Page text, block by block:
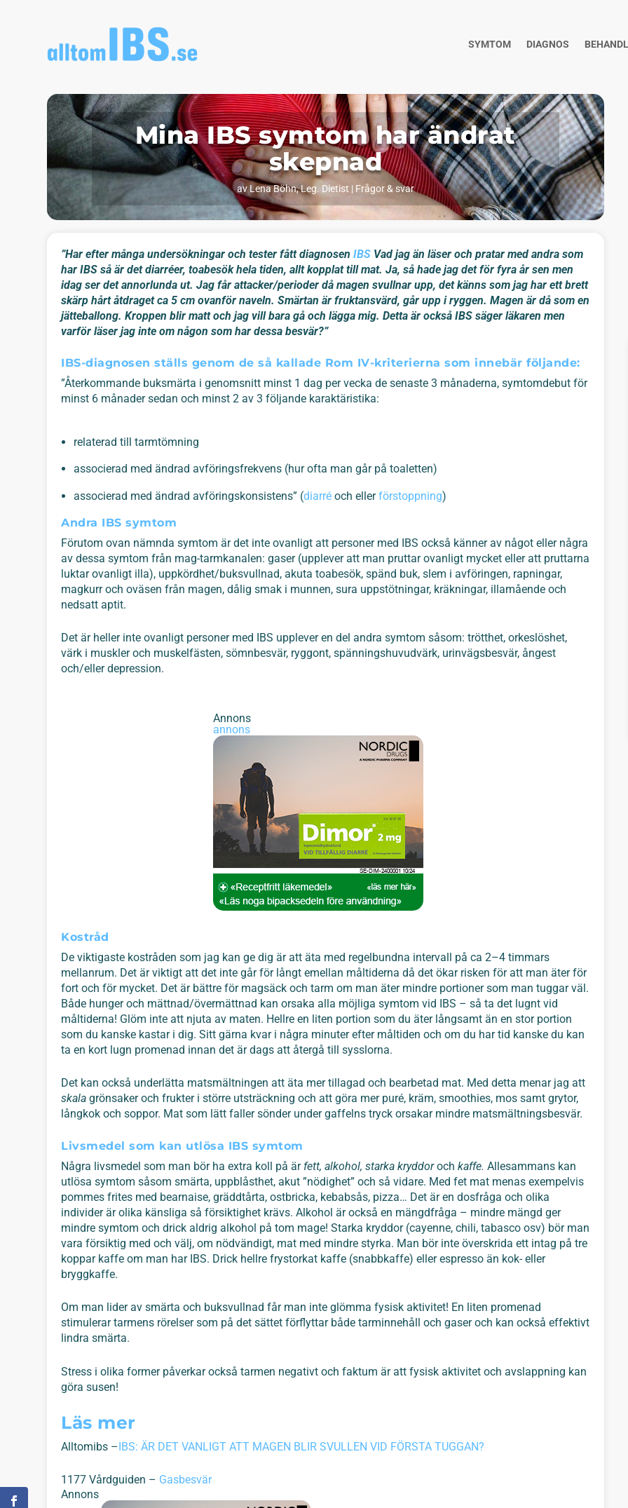
SYMTOM DIAGNOS
Mina IBS symtom har ändrat
skepnad
avLena Böhn, Leg. Dietist | Frågor & svar
”Har efter många undersökningar och tester fått diagnosenIBS Vad jag än läser och pratar med andra som
har IBS så är det diarréer, toabesök hela tiden, allt kopplat till mat. Ja, så hade jag det för fyra år sen men
idag ser det annorlunda ut. Jag får attacker/perioder då magen svullnar upp, det känns som jag har ett brett
skärp hårt åtdraget ca 5 cm ovanför naveln. Smärtan är fruktansvärd, går upp i ryggen. Magen är då som en
jätteballong. Kroppen blir matt och jag vill bara gå och lägga mig. Detta är också IBS säger läkaren men
varför läser jag inte om någon som har dessa besvär?”
IBS-diagnosen ställs genom de så kallade Rom IV-kriterierna som innebär följande:
”Återkommande buksmärta i genomsnitt minst 1 dag per vecka de senaste 3 månaderna, symtomdebut för
minst 6 månader sedan och minst 2 av 3 följande karaktäristika:
relaterad till tarmtömning
associerad med ändrad avföringsfrekvens (hur ofta man går på toaletten)
associerad med ändrad avföringskonsistens” (diarré och ellerförstoppning)
Andra IBS symtom
Förutom ovan nämnda symtom är det inte ovanligt att personer med IBS också känner av något eller några
av dessa symtom från mag-tarmkanalen: gaser (upplever att man pruttar ovanligt mycket eller att pruttarna
luktar ovanligt illa), uppkördhet/buksvullnad, akuta toabesök, spänd buk, slem i avföringen, rapningar,
magkurr och oväsen från magen, dålig smak i munnen, sura uppstötningar, kräkningar, illamående och
nedsatt aptit.
Det är heller inte ovanligt personer med IBS upplever en del andra symtom såsom: trötthet, orkeslöshet,
värk i muskler och muskelfästen, sömnbesvär, ryggont, spänningshuvudvärk, urinvägsbesvär, ångest
och/eller depression.
Annons
annons
Kostråd
De viktigaste kostråden som jag kan ge dig är att äta med regelbundna intervall på ca 2–4 timmars
mellanrum. Det är viktigt att det inte går för långt emellan måltiderna då det ökar risken för att man äter för
fort och för mycket. Det är bättre för magsäck och tarm om man äter mindre portioner som man tuggar väl.
Både hunger och mättnad/övermättnad kan orsaka alla möjliga symtom vid IBS – så ta det lugnt vid
måltiderna! Glöm inte att njuta av maten. Hellre en liten portion som du äter långsamt än en stor portion
som du kanske kastar i dig. Sitt gärna kvar i några minuter efter måltiden och om du har tid kanske du kan
ta en kort lugn promenad innan det är dags att återgå till sysslorna.
Det kan också underlätta matsmältningen att äta mer tillagad och bearbetad mat. Med detta menar jag att
skala grönsaker och frukter i större utsträckning och att göra mer puré, kräm, smoothies, mos samt grytor,
långkok och soppor. Mat som lätt faller sönder under gaffelns tryck orsakar mindre matsmältningsbesvär.
Livsmedel som kan utlösa IBS symtom
Några livsmedel som man bör ha extra koll på är fett, alkohol, starka kryddorochkaffe.Allesammans kan
utlösa symtom såsom smärta, uppblåsthet, akut ”nödighet” och så vidare. Med fet mat menas exempelvis
pommes frites med bearnaise, gräddtårta, ostbricka, kebabsås, pizza… Det är en dosfråga och olika
individer är olika känsliga så försiktighet krävs. Alkohol är också en mängdfråga – mindre mängd ger
mindre symtom och drick aldrig alkohol på tom mage! Starka kryddor (cayenne, chili, tabasco osv) bör man
vara försiktig med och välj, om nödvändigt, mat med mindre styrka. Man bör inte överskrida ett intag på tre
koppar kaffe om man har IBS. Drick hellre frystorkat kaffe (snabbkaffe) eller espresso än kok- eller
bryggkaffe.
Om man lider av smärta och buksvullnad får man inte glömma fysisk aktivitet! En liten promenad
stimulerar tarmens rörelser som på det sättet förflyttar både tarminnehåll och gaser och kan också effektivt
lindra smärta.
Stress i olika former påverkar också tarmen negativt och faktum är att fysisk aktivitet och avslappning kan
göra susen!
Läs mer
Alltomibs –IBS: ÄR DET VANLIGT ATT MAGEN BLIR SVULLEN VID FÖRSTA TUGGAN?
1177 Vårdguiden – Gasbesvär
Annons